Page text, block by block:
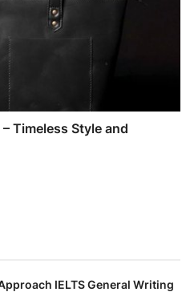
Timeless Style and
IELTS General Writing